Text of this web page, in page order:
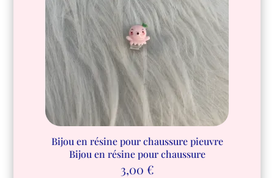
Bijou en résine pour chaussure pieuvre
Bijou en résine pour chaussure
3,00 €